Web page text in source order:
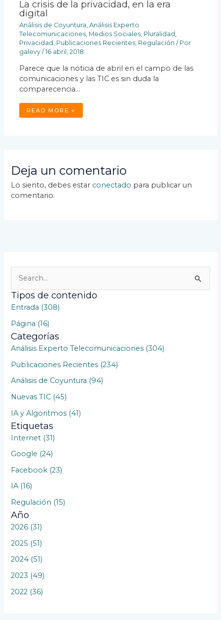
La crisis de la privacidad, en la era
digital
Análisis de Coyuntura ,Análisis Experto
Telecomunicaciones Medios Sociales Pluralidad
Privacidad Publicaciones Recientes Regulación / Por
galevy/16 abril, 2018
Parece que la noticia de abril en el campo de las
comunicaciones y las TIC es sin duda la
comparecencia…
READ MORE »
Deja un comentario
Lo siento, debes estar conectado para publicar un
comentario.
u
r
Tipos de contenido
Entrada (308)
Página (16)
Categorías
Análisis Experto Telecomunicaciones (304)
Publicaciones Recientes (234)
Análisis de Coyuntura (94)
Nuevas TIC (45)
IA y Algoritmos (41)
Etiquetas
Internet (31)
Google (24)
Facebook (23)
IA (16)
Regulación (15)
Año
2026 (31)
2025 (51)
2024 (51)
2023 (49)
2022 (36)